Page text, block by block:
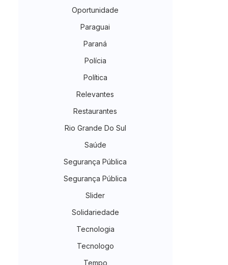
Oportunidade
Paraguai
Paraná
Polícia
Política
Relevantes
Restaurantes
Rio Grande Do Sul
Saúde
Segurança Pública
Segurança Pública
Slider
Solidariedade
Tecnologia
Tecnologo
Tempo